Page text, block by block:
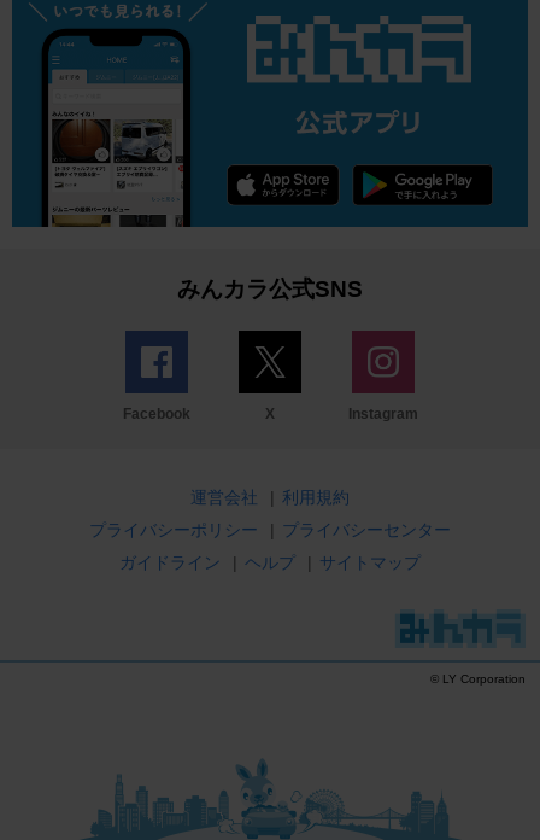
みんカラ公式SNS
Facebook X Instagram
運営会社 | 利用規約
プライバシーポリシー
| プライバシーセンター
ガイドライン
| ヘルプ | サイトマップ
© LY Corporation